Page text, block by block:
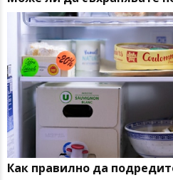
Как правилно да